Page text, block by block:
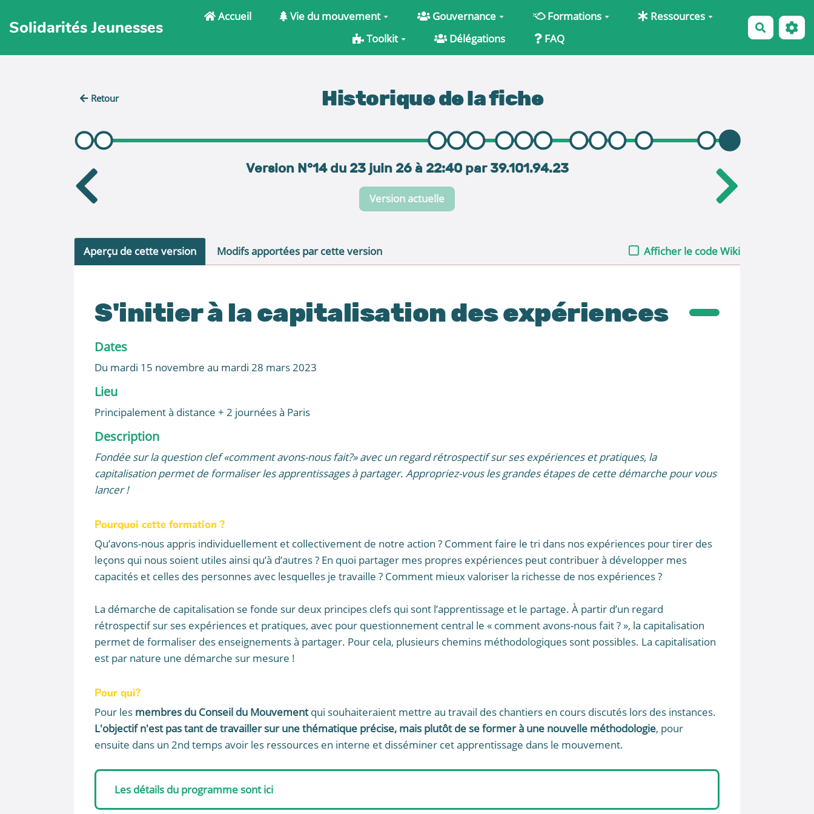
Solidarités Jeunesses
Accueil Vie du mouvement Gouvernance Formations
Ressources
Toolkit
Délégations FAQ
Retour Historique de la fiche
Version N°14 du 23 juin 26 à 22:40 par 39.101.94.23
Version actuelle
Aperçu de cette version Modifs apportées par cette version Afficher le code Wiki
S'initier à la capitalisation des expériences
Dates
Du mardi 15 novembre au mardi 28 mars 2023
Lieu
Principalement à distance + 2 journées à Paris
Description
Fondée sur la question clef «comment avons-nous fait?» avec un regard rétrospectif sur ses expériences et pratiques, la
capitalisation permet de formaliser les apprentissages à partager. Appropriez-vous les grandes étapes de cette démarche pour vous
lancer !
Pourquoi cette formation ?
Qu’avons-nous appris individuellement et collectivement de notre action ? Comment faire le tri dans nos expériences pour tirer des
leçons qui nous soient utiles ainsi qu’à d’autres ? En quoi partager mes propres expériences peut contribuer à développer mes
capacités et celles des personnes avec lesquelles je travaille ? Comment mieux valoriser la richesse de nos expériences ?
La démarche de capitalisation se fonde sur deux principes clefs qui sont l’apprentissage et le partage. À partir d’un regard
rétrospectif sur ses expériences et pratiques, avec pour questionnement central le « comment avons-nous fait ? », la capitalisation
permet de formaliser des enseignements à partager. Pour cela, plusieurs chemins méthodologiques sont possibles. La capitalisation
est par nature une démarche sur mesure !
Pour qui?
Pour les membres du Conseil du Mouvementqui souhaiteraient mettre au travail des chantiers en cours discutés lors des instances.
L'objectif n'est pas tant de travailler sur une thématique précise, mais plutôt de se former à une nouvelle méthodologie, pour
ensuite dans un 2nd temps avoir les ressources en interne et disséminer cet apprentissage dans le mouvement.
Les détails du programme sont ici